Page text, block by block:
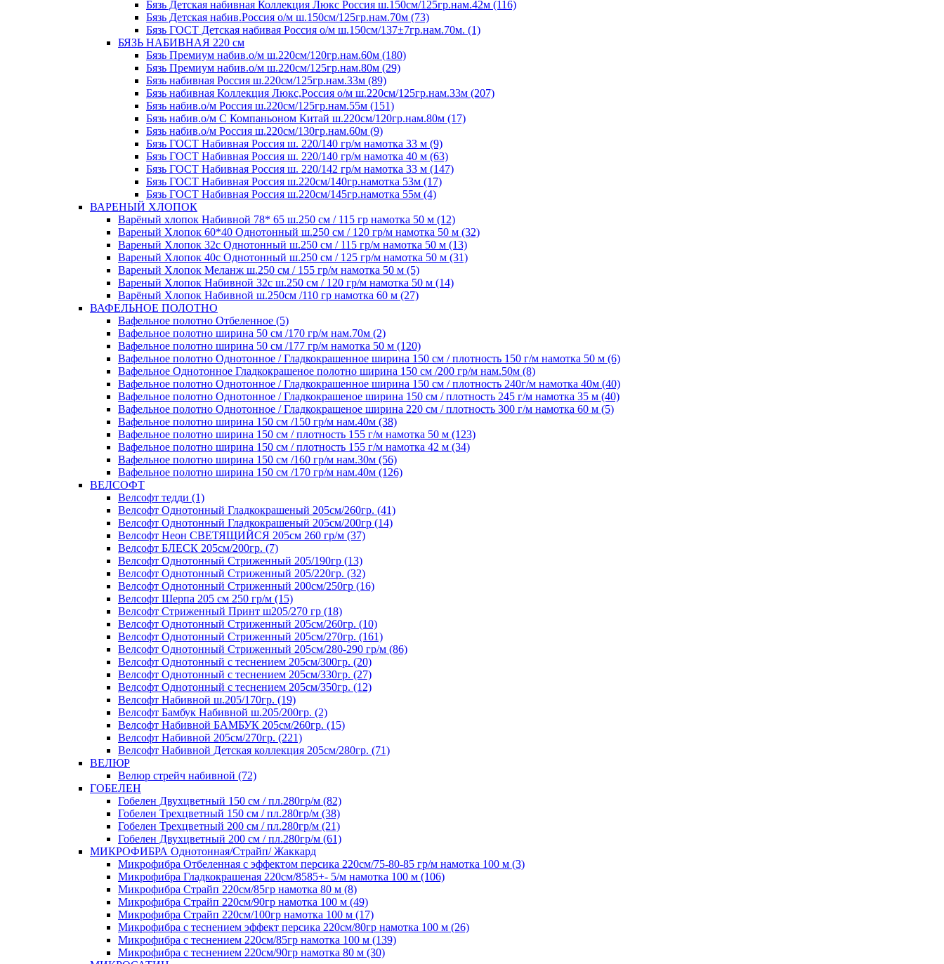
Бязь Детская набивная Коллекция Люкс Россия ш.150см/125гр.нам.42м (116)
Бязь Детская набив.Россия о/м ш.150см/125гр.нам.70м (73)
Бязь ГОСТ Детская набивая Россия о/м ш.150см/137±7гр.нам.70м. (1)
БЯЗЬ НАБИВНАЯ 220 см
Бязь Премиум набив.о/м ш.220см/120гр.нам.60м (180)
Бязь Премиум набив.о/м ш.220см/125гр.нам.80м (29)
Бязь набивная Россия ш.220см/125гр.нам.33м (89)
Бязь набивная Коллекция Люкс,Россия о/м ш.220см/125гр.нам.33м (207)
Бязь набив.о/м Россия ш.220см/125гр.нам.55м (151)
Бязь набив.о/м С Компаньоном Китай ш.220см/120гр.нам.80м (17)
Бязь набив.о/м Россия ш.220см/130гр.нам.60м (9)
Бязь ГОСТ Набивная Россия ш. 220/140 гр/м намотка 33 м (9)
Бязь ГОСТ Набивная Россия ш. 220/140 гр/м намотка 40 м (63)
Бязь ГОСТ Набивная Россия ш. 220/142 гр/м намотка 33 м (147)
Бязь ГОСТ Набивная Россия ш.220см/140гр.намотка 53м (17)
Бязь ГОСТ Набивная Россия ш.220см/145гр.намотка 55м (4)
ВАРЕНЫЙ ХЛОПОК
Варёный хлопок Набивной 78* 65 ш.250 см / 115 гр намотка 50 м (12)
Вареный Хлопок 60*40 Однотонный ш.250 см / 120 гр/м намотка 50 м (32)
Вареный Хлопок 32с Однотонный ш.250 см / 115 гр/м намотка 50 м (13)
Вареный Хлопок 40с Однотонный ш.250 см / 125 гр/м намотка 50 м (31)
Вареный Хлопок Меланж ш.250 см / 155 гр/м намотка 50 м (5)
Вареный Хлопок Набивной 32с ш.250 см / 120 гр/м намотка 50 м (14)
Варёный Хлопок Набивной ш.250см /110 гр намотка 60 м (27)
ВАФЕЛЬНОЕ ПОЛОТНО
Вафельное полотно Отбеленное (5)
Вафельное полотно ширина 50 см /170 гр/м нам.70м (2)
Вафельное полотно ширина 50 см /177 гр/м намотка 50 м (120)
Вафельное полотно Однотонное / Гладкокрашенное ширина 150 см / плотность 150 г/м намотка 50 м (6)
Вафельное Однотонное Гладкокрашеное полотно ширина 150 см /200 гр/м нам.50м (8)
Вафельное полотно Однотонное / Гладкокрашенное ширина 150 см / плотность 240г/м намотка 40м (40)
Вафельное полотно Однотонное / Гладкокрашеное ширина 150 см / плотность 245 г/м намотка 35 м (40)
Вафельное полотно Однотонное / Гладкокрашеное ширина 220 см / плотность 300 г/м намотка 60 м (5)
Вафельное полотно ширина 150 см /150 гр/м нам.40м (38)
Вафельное полотно ширина 150 см / плотность 155 г/м намотка 50 м (123)
Вафельное полотно ширина 150 см / плотность 155 г/м намотка 42 м (34)
Вафельное полотно ширина 150 см /160 гр/м нам.30м (56)
Вафельное полотно ширина 150 см /170 гр/м нам.40м (126)
ВЕЛСОФТ
Велсофт тедди (1)
Велсофт Однотонный Гладкокрашеный 205см/260гр. (41)
Велсофт Однотонный Гладкокрашеный 205см/200гр (14)
Велсофт Неон СВЕТЯЩИЙСЯ 205см 260 гр/м (37)
Велсофт БЛЕСК 205см/200гр. (7)
Велсофт Однотонный Стриженный 205/190гр (13)
Велсофт Однотонный Стриженный 205/220гр. (32)
Велсофт Однотонный Стриженный 200см/250гр (16)
Велсофт Шерпа 205 см 250 гр/м (15)
Велсофт Стриженный Принт ш205/270 гр (18)
Велсофт Однотонный Стриженный 205см/260гр. (10)
Велсофт Однотонный Стриженный 205см/270гр. (161)
Велсофт Однотонный Стриженный 205см/280-290 гр/м (86)
Велсофт Однотонный с теснением 205см/300гр. (20)
Велсофт Однотонный с теснением 205см/330гр. (27)
Велсофт Однотонный с теснением 205см/350гр. (12)
Велсофт Набивной ш.205/170гр. (19)
Велсофт Бамбук Набивной ш.205/200гр. (2)
Велсофт Набивной БАМБУК 205см/260гр. (15)
Велсофт Набивной 205см/270гр. (221)
Велсофт Набивной Детская коллекция 205см/280гр. (71)
ВЕЛЮР
Велюр стрейч набивной (72)
ГОБЕЛЕН
Гобелен Двухцветный 150 см / пл.280гр/м (82)
Гобелен Трехцветный 150 см / пл.280гр/м (38)
Гобелен Трехцветный 200 см / пл.280гр/м (21)
Гобелен Двухцветный 200 см / пл.280гр/м (61)
МИКРОФИБРА Однотонная/Страйп/ Жаккард
Микрофибра Отбеленная с эффектом персика 220см/75-80-85 гр/м намотка 100 м (3)
Микрофибра Гладкокрашеная 220см/8585+- 5/м намотка 100 м (106)
Микрофибра Страйп 220см/85гр намотка 80 м (8)
Микрофибра Страйп 220см/90гр намотка 100 м (49)
Микрофибра Страйп 220см/100гр намотка 100 м (17)
Микрофибра с теснением эффект персика 220см/80гр намотка 100 м (26)
Микрофибра с теснением 220см/85гр намотка 100 м (139)
Микрофибра с теснением 220см/90гр намотка 80 м (30)